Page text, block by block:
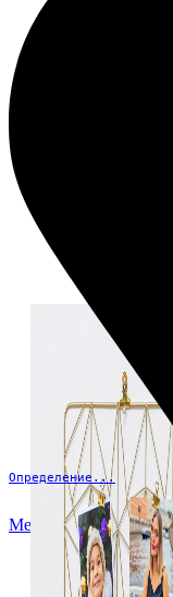
Определение...
Меню